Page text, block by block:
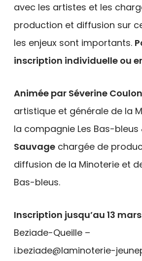
avec les artistes et les
production et diffusion sur
les enjeux sont importants.
inscription individuelle ou
Animée par Séverine Coulon
artistique et générale de la
la compagnie Les Bas-bleus
Sauvage chargée de
diffusion de la Minoterie et
Bas-bleus.
Inscription jusqu’au 13 mars
Beziade-Queille –
i.beziade@laminoterie-